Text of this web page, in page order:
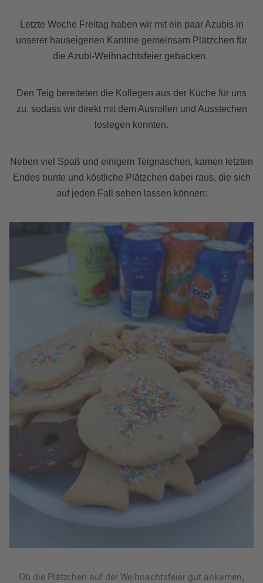
Letzte Woche Freitag haben wir mit ein paar Azubis in
unserer hauseigenen Kantine gemeinsam Plätzchen für
die Azubi-Weihnachtsfeier gebacken.
Den Teig bereiteten die Kollegen aus der Küche für uns
zu, sodass wir direkt mit dem Ausrollen und Ausstechen
loslegen konnten.
Neben viel Spaß und einigem Teignaschen, kamen letzten
Endes bunte und köstliche Plätzchen dabei raus, die sich
auf jeden Fall sehen lassen können:
Ob die Plätzchen auf der Weihnachtsfeier gut ankamen,